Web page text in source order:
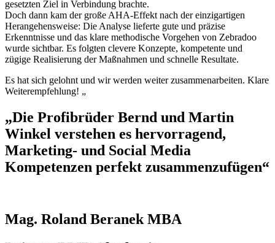
gesetzten Ziel in Verbindung brachte.
Doch dann kam der große AHA-Effekt nach der einzigartigen
Herangehensweise: Die Analyse lieferte gute und präzise
Erkenntnisse und das klare methodische Vorgehen von Zebradoo
wurde sichtbar. Es folgten clevere Konzepte, kompetente und
zügige Realisierung der Maßnahmen und schnelle Resultate.
Es hat sich gelohnt und wir werden weiter zusammenarbeiten. Klare
Weiterempfehlung! „
„Die Profibrüder Bernd und Martin
Winkel verstehen es hervorragend,
Marketing- und Social Media
Kompetenzen perfekt zusammenzufügen“
Mag. Roland Beranek MBA